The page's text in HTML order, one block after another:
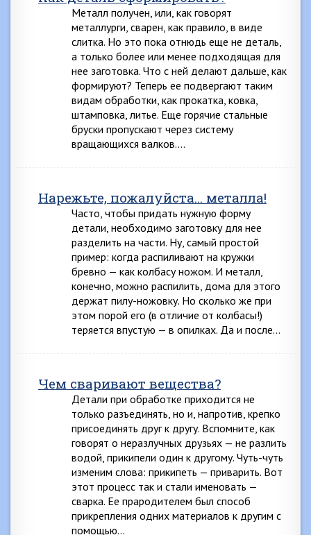
Металл получен, или, как говорят
металлурги, сварен, как правило, в виде
слитка. Но это пока отнюдь еще не деталь,
а только более или менее подходящая для
нее заготовка. Что с ней делают дальше, как
формируют? Теперь ее подвергают таким
видам обработки, как прокатка, ковка,
штамповка, литье. Еще горячие стальные
бруски пропускают через систему
вращающихся валков….
Нарежьте, пожалуйста… металла!
Часто, чтобы придать нужную форму
детали, необходимо заготовку для нее
разделить на части. Ну, самый простой
пример: когда распиливают на кружки
бревно — как колбасу ножом. И металл,
конечно, можно распилить, дома для этого
держат пилу-ножовку. Но сколько же при
этом порой его (в отличие от колбасы!)
теряется впустую — в опилках. Да и после…
Чем сваривают вещества?
Детали при обработке приходится не
только разъединять, но и, напротив, крепко
присоединять друг к другу. Вспомните, как
говорят о неразлучных друзьях — не разлить
водой, прикипели один к другому. Чуть-чуть
изменим слова: прикипеть — приварить. Вот
этот процесс так и стали именовать —
сварка. Ее прародителем был способ
прикрепления одних материалов к другим с
помощью…